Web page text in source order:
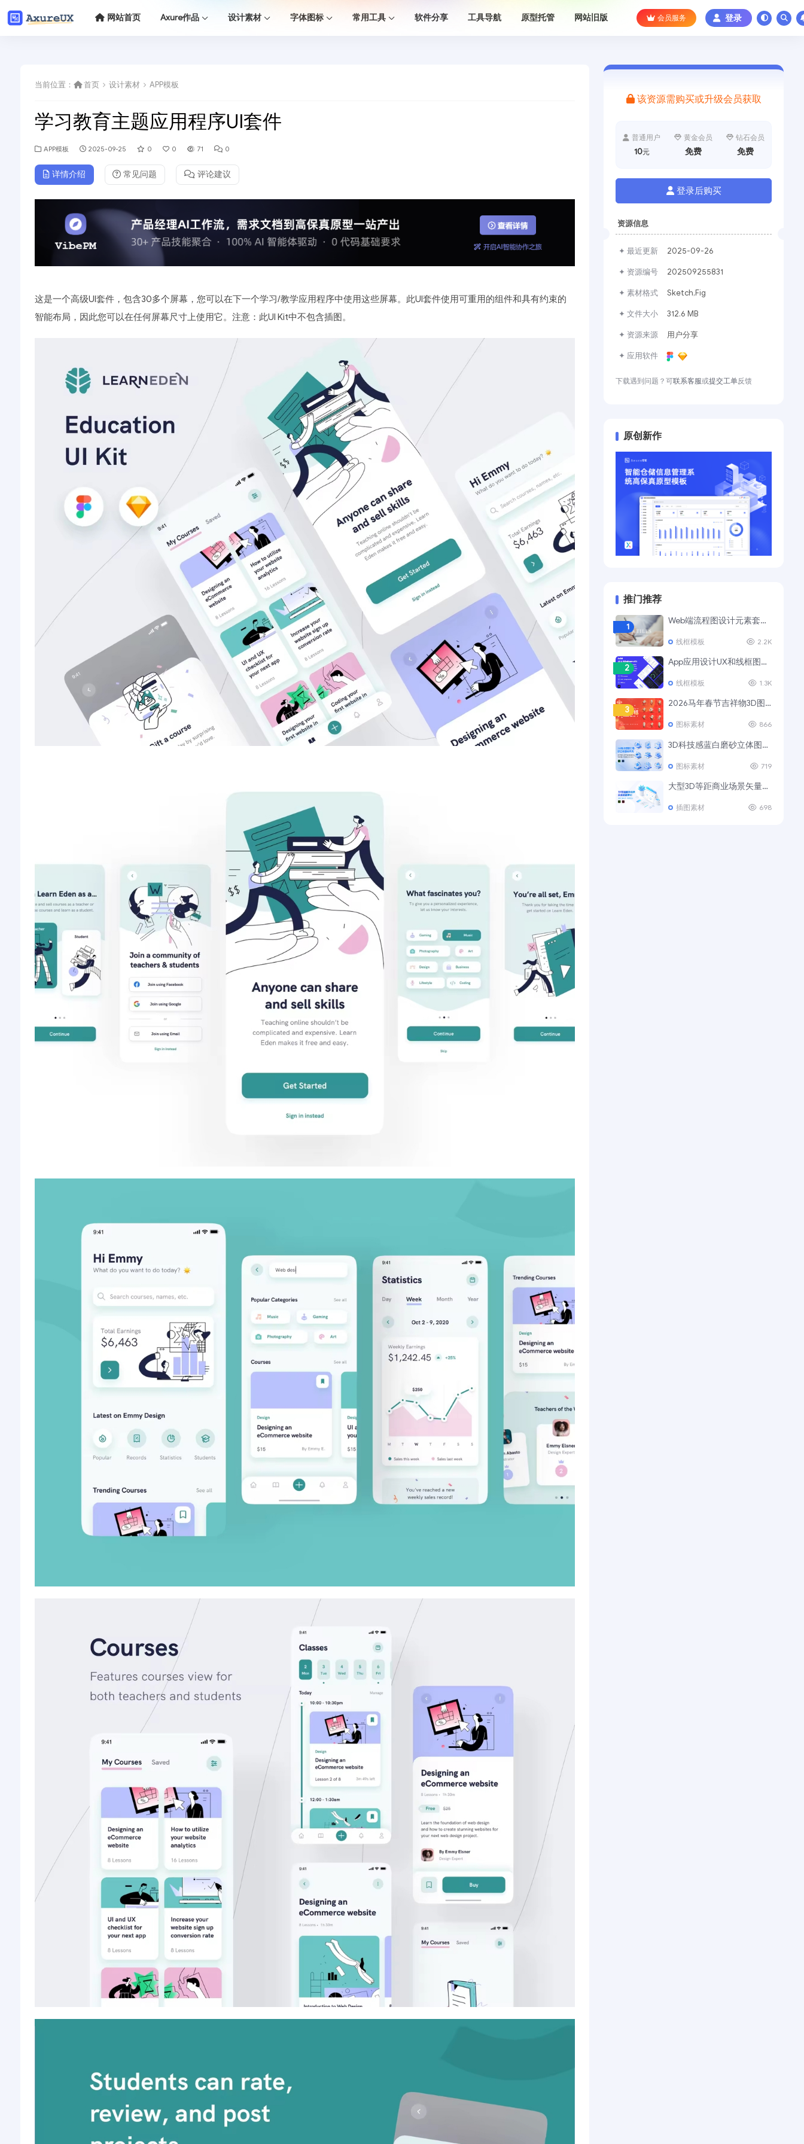
网站首页 Axure作品 设计素材 字体图标 常用工具 软件分享 工具导航 原型托管 网站旧版 会员服务 登录
当前位置： 首页 设计素材 APP模板
学习教育主题应用程序UI套件
APP模板 2025-09-25 0 0 71 0
详情介绍 常见问题 评论建议
这是一个高级UI套件，包含30多个屏幕，您可以在下一个学习/教学应用程序中使用这些屏幕。此UI套件使用可重用的组件和具有约束的
智能布局，因此您可以在任何屏幕尺寸上使用它。注意：此UI Kit中不包含插图。
该资源需购买或升级会员获取
普通用户
10元
黄金会员
免费
钻石会员
免费
登录后购买
资源信息
✦ 最近更新 2025-09-26
✦ 资源编号 202509255831
✦ 素材格式 Sketch,Fig
✦ 文件大小 312.6 MB
✦ 资源来源 用户分享
✦ 应用软件
下载遇到问题？可联系客服或提交工单反馈
原创新作
推门推荐
1
Web端流程图设计元素套装 UI Tiles Website Flowcharts
线框模板 2.2K
2
App应用设计UX和线框图模板套件
线框模板 1.3K
3
2026马年春节吉祥物3D图标素材
图标素材 866
4
3D科技感蓝白磨砂立体图标Ⅲ
图标素材 719
5
大型3D等距商业场景矢量插画素材
插图素材 698